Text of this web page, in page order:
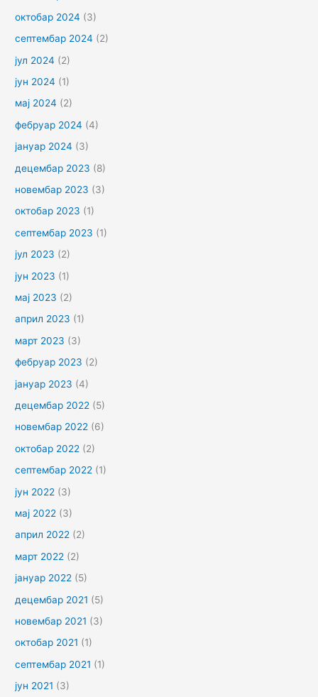
октобар 2024 (3)
септембар 2024 (2)
јул 2024 (2)
јун 2024 (1)
мај 2024 (2)
фебруар 2024 (4)
јануар 2024 (3)
децембар 2023 (8)
новембар 2023 (3)
октобар 2023 (1)
септембар 2023 (1)
јул 2023 (2)
јун 2023 (1)
мај 2023 (2)
април 2023 (1)
март 2023 (3)
фебруар 2023 (2)
јануар 2023 (4)
децембар 2022 (5)
новембар 2022 (6)
октобар 2022 (2)
септембар 2022 (1)
јун 2022 (3)
мај 2022 (3)
април 2022 (2)
март 2022 (2)
јануар 2022 (5)
децембар 2021 (5)
новембар 2021 (3)
октобар 2021 (1)
септембар 2021 (1)
јун 2021 (3)